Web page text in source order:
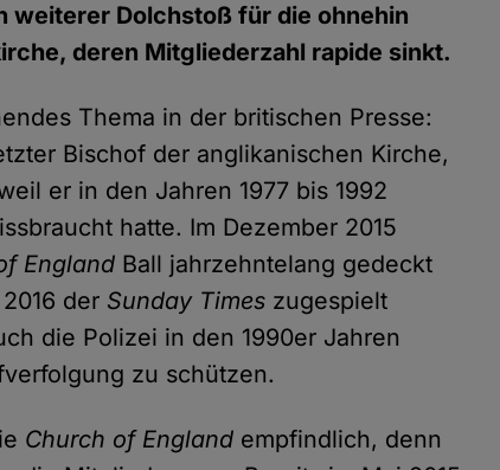
weiterer Dolchstoß für die ohnehin
deren Mitgliederzahl rapide sinkt.
Thema in der britischen Presse:
Bischof der anglikanischen Kirche,
er in den Jahren 1977 bis 1992
hatte. Im Dezember 2015
England Ball jahrzehntelang gedeckt
der Sunday Times zugespielt
die Polizei in den 1990er Jahren
zu schützen.
Church of England empfindlich, denn